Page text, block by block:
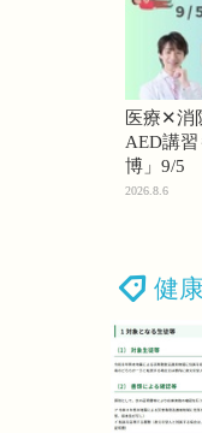
医療✕消
AED講
博」9/5
2026.8.6
健康